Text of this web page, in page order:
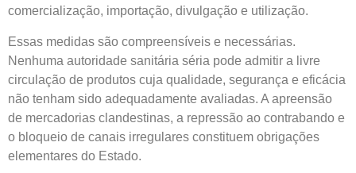
comercialização, importação, divulgação e utilização.
Essas medidas são compreensíveis e necessárias.
Nenhuma autoridade sanitária séria pode admitir a livre
circulação de produtos cuja qualidade, segurança e eficácia
não tenham sido adequadamente avaliadas. A apreensão
de mercadorias clandestinas, a repressão ao contrabando e
o bloqueio de canais irregulares constituem obrigações
elementares do Estado.